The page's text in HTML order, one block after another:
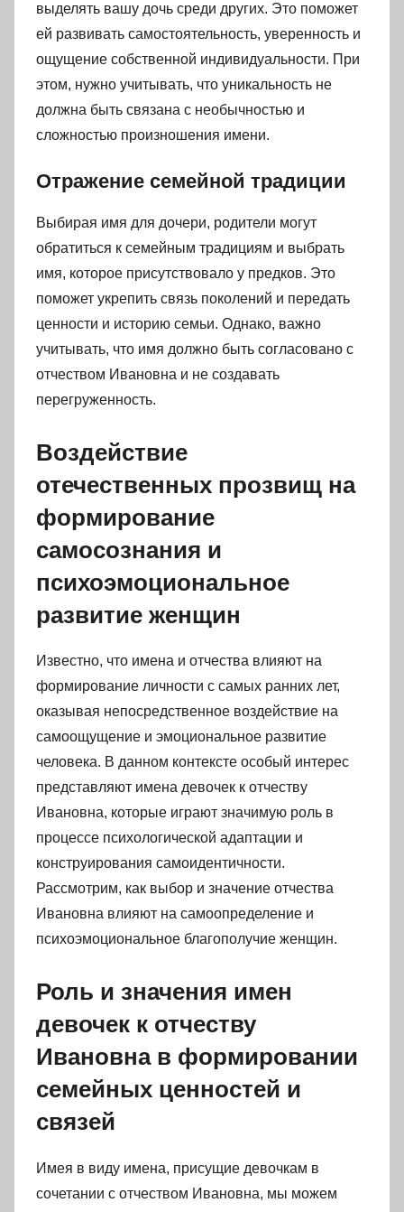
выделять вашу дочь среди других. Это поможет
ей развивать самостоятельность, уверенность и
ощущение собственной индивидуальности. При
этом, нужно учитывать, что уникальность не
должна быть связана с необычностью и
сложностью произношения имени.
Отражение семейной традиции
Выбирая имя для дочери, родители могут
обратиться к семейным традициям и выбрать
имя, которое присутствовало у предков. Это
поможет укрепить связь поколений и передать
ценности и историю семьи. Однако, важно
учитывать, что имя должно быть согласовано с
отчеством Ивановна и не создавать
перегруженность.
Воздействие
отечественных прозвищ на
формирование
самосознания и
психоэмоциональное
развитие женщин
Известно, что имена и отчества влияют на
формирование личности с самых ранних лет,
оказывая непосредственное воздействие на
самоощущение и эмоциональное развитие
человека. В данном контексте особый интерес
представляют имена девочек к отчеству
Ивановна, которые играют значимую роль в
процессе психологической адаптации и
конструирования самоидентичности.
Рассмотрим, как выбор и значение отчества
Ивановна влияют на самоопределение и
психоэмоциональное благополучие женщин.
Роль и значения имен
девочек к отчеству
Ивановна в формировании
семейных ценностей и
связей
Имея в виду имена, присущие девочкам в
сочетании с отчеством Ивановна, мы можем